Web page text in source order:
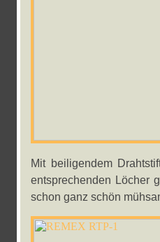
Mit beiligendem
entsprechenden Löcher
schon ganz schön